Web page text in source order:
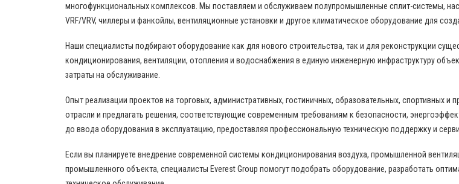
многофункциональных комплексов. Мы поставляем и обслуживаем полупромышленные сплит-системы,
VRF/VRV, чиллеры и фанкойлы, вентиляционные установки и другое климатическое оборудование для
Наши специалисты подбирают оборудование как для нового строительства, так и для реконструкции
кондиционирования, вентиляции, отопления и водоснабжения в единую инженерную инфраструктуру
затраты на обслуживание.
Опыт реализации проектов на торговых, административных, гостиничных, образовательных, спортивных
отрасли и предлагать решения, соответствующие современным требованиям к безопасности,
до ввода оборудования в эксплуатацию, предоставляя профессиональную техническую поддержку и
Если вы планируете внедрение современной системы кондиционирования воздуха, промышленной
промышленного объекта, специалисты Everest Group помогут подобрать оборудование, разработать